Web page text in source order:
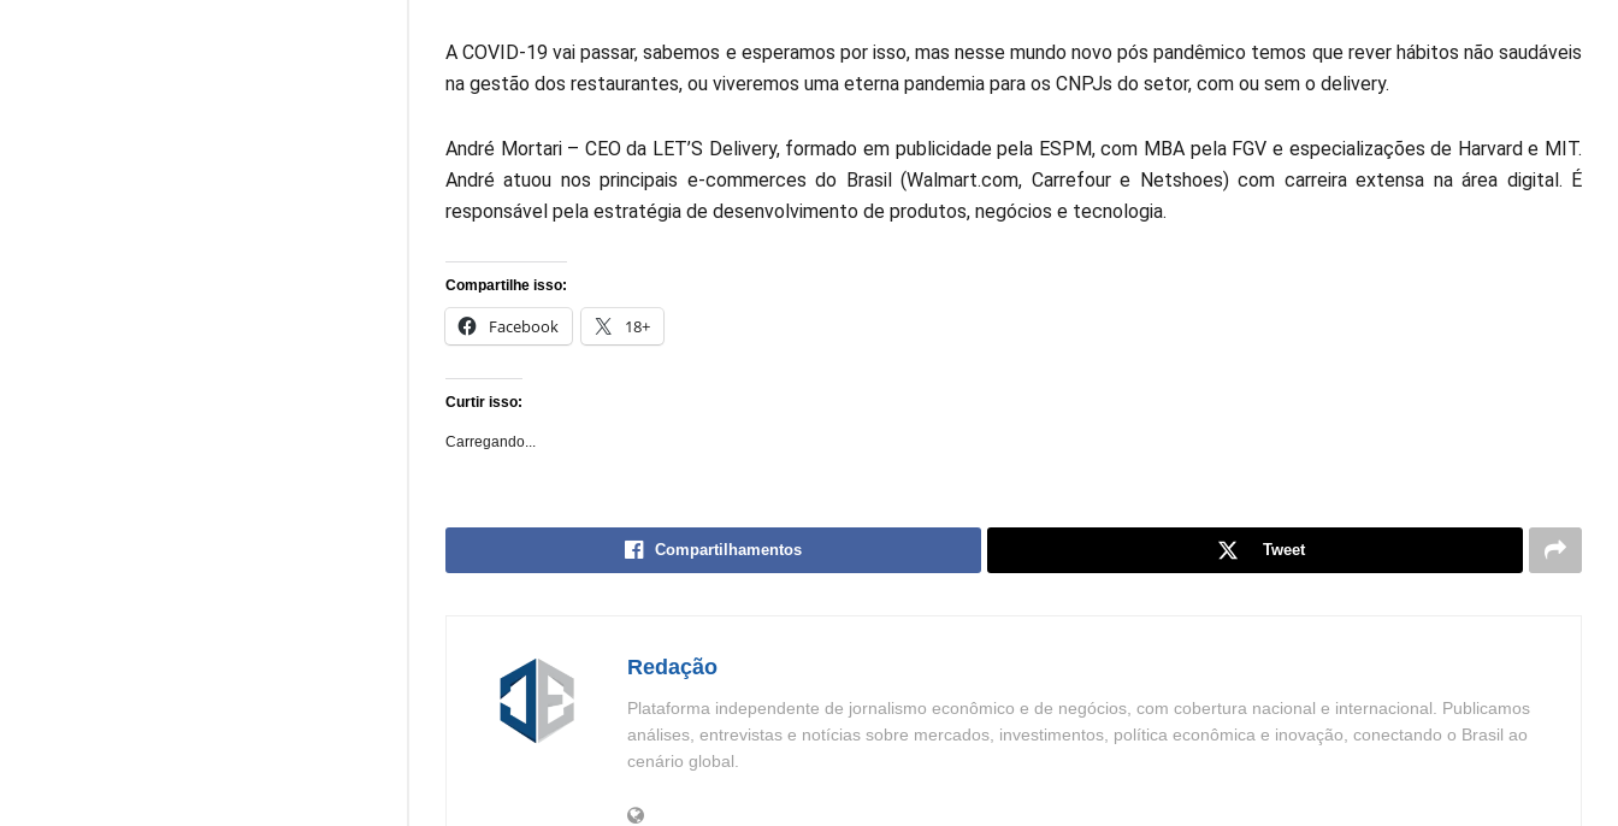
A COVID-19 vai passar, sabemos e esperamos por isso, mas nesse mundo novo pós pandêmico temos que rever hábitos não saudáveis
na gestão dos restaurantes, ou viveremos uma eterna pandemia para os CNPJs do setor, com ou sem o delivery.
André Mortari – CEO da LET’S Delivery, formado em publicidade pela ESPM, com MBA pela FGV e especializações de Harvard e MIT.
André atuou nos principais e-commerces do Brasil (Walmart.com, Carrefour e Netshoes) com carreira extensa na área digital. É
responsável pela estratégia de desenvolvimento de produtos, negócios e tecnologia.
Compartilhe isso:
Facebook 18+
Curtir isso:
Carregando...
Compartilhamentos Tweet
Redação
Plataforma independente de jornalismo econômico e de negócios, com cobertura nacional e internacional. Publicamos
análises, entrevistas e notícias sobre mercados, investimentos, política econômica e inovação, conectando o Brasil ao
cenário global.